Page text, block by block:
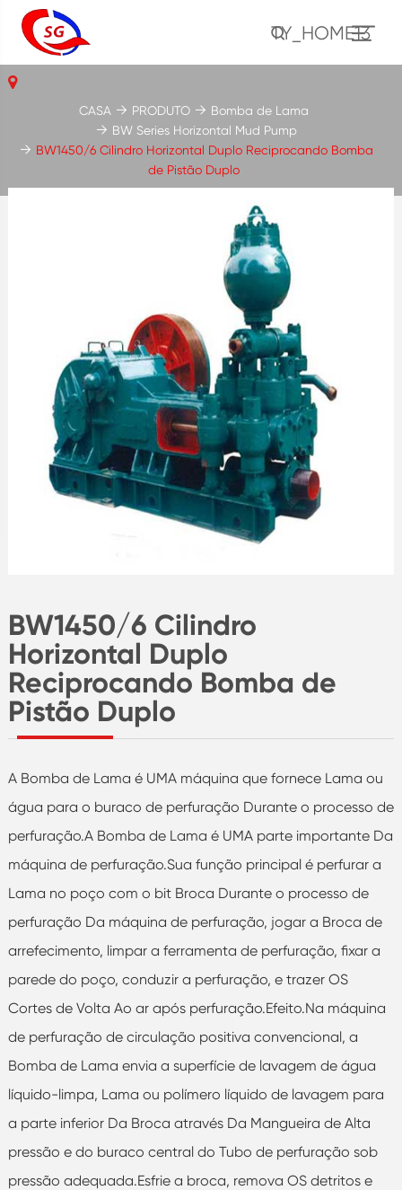
TY_HOME13
BW1450/6 Cilindro
Horizontal Duplo
Reciprocando Bomba de
Pistão Duplo
A Bomba de Lama é UMA máquina que fornece Lama ou
água para o buraco de perfuração Durante o processo de
perfuração.A Bomba de Lama é UMA parte importante Da
máquina de perfuração.Sua função principal é perfurar a
Lama no poço com o bit Broca Durante o processo de
perfuração Da máquina de perfuração, jogar a Broca de
arrefecimento, limpar a ferramenta de perfuração, fixar a
parede do poço, conduzir a perfuração, e trazer OS
Cortes de Volta Ao ar após perfuração.Efeito.Na máquina
de perfuração de circulação positiva convencional, a
Bomba de Lama envia a superfície de lavagem de água
líquido-limpa, Lama ou polímero líquido de lavagem para
a parte inferior Da Broca através Da Mangueira de Alta
pressão e do buraco central do Tubo de perfuração sob
pressão adequada.Esfrie a broca, remova OS detritos e
CASA PRODUTO
Bomba de Lama
BW Series Horizontal Mud Pump
BW1450/6 Cilindro Horizontal Duplo Reciprocando Bomba
de Pistão Duplo